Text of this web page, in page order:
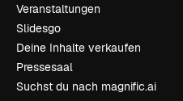
Veranstaltungen
Slidesgo
Deine Inhalte verkaufen
Pressesaal
Suchst du nach magnific.ai